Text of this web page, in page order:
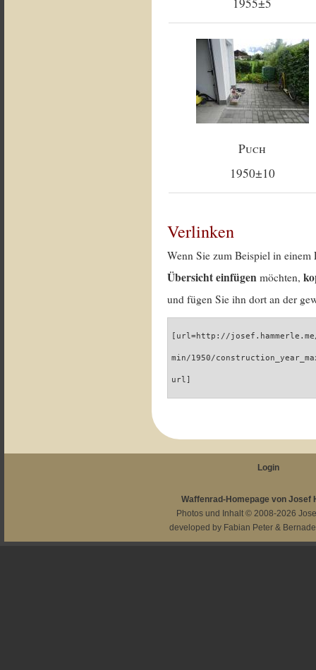
Puch
1950±10
Verlinken
Wenn Sie zum Beispiel in
Übersicht einfügen möchten,
und fügen Sie ihn dort an der
[url=http://
min/1950/
url]
Login
Waffenrad-Homepage von Josef
Photos und Inhalt © 2008-2026
developed by Fabian Peter &